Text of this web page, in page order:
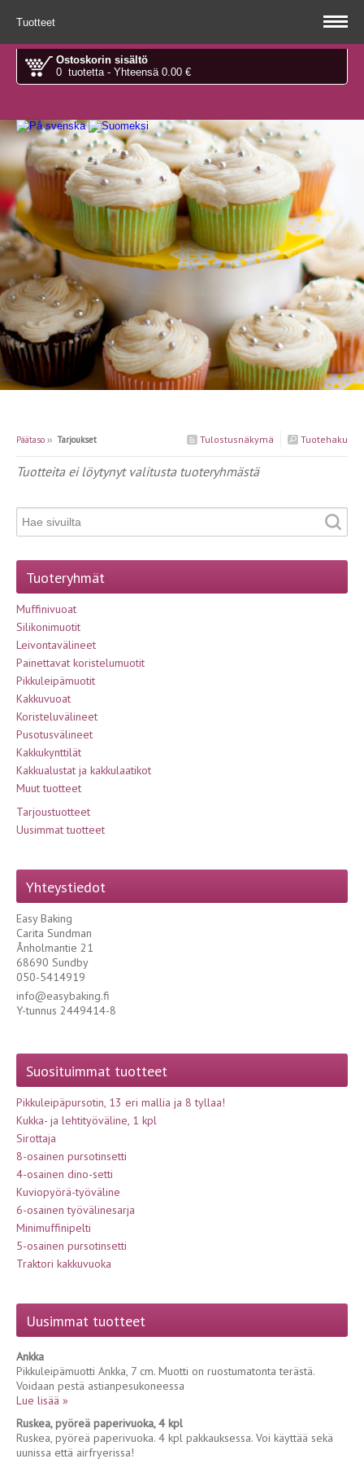
Tuotteet
Ostoskorin sisältö
0 tuotetta - Yhteensä 0.00 €
Tuotehaku
Tulostusnäkymä
Päätaso ›› Tarjoukset
Tuotteita ei löytynyt valitusta tuoteryhmästä
Tuoteryhmät
Muffinivuoat
Silikonimuotit
Leivontavälineet
Painettavat koristelumuotit
Pikkuleipämuotit
Kakkuvuoat
Koristeluvälineet
Pusotusvälineet
Kakkukynttilät
Kakkualustat ja kakkulaatikot
Muut tuotteet
Tarjoustuotteet
Uusimmat tuotteet
Yhteystiedot
Easy Baking
Carita Sundman
Ånholmantie 21
68690 Sundby
050-5414919
info@easybaking.fi
Y-tunnus 2449414-8
Suosituimmat tuotteet
Pikkuleipäpursotin, 13 eri mallia ja 8 tyllaa!
Kukka- ja lehtityöväline, 1 kpl
Sirottaja
8-osainen pursotinsetti
4-osainen dino-setti
Kuviopyörä-työväline
6-osainen työvälinesarja
Minimuffinipelti
5-osainen pursotinsetti
Traktori kakkuvuoka
Uusimmat tuotteet
Ankka
Pikkuleipämuotti Ankka, 7 cm. Muotti on ruostumatonta terästä.
Voidaan pestä astianpesukoneessa
Lue lisää »
Ruskea, pyöreä paperivuoka, 4 kpl
Ruskea, pyöreä paperivuoka. 4 kpl pakkauksessa. Voi käyttää sekä
uunissa että airfryerissa!